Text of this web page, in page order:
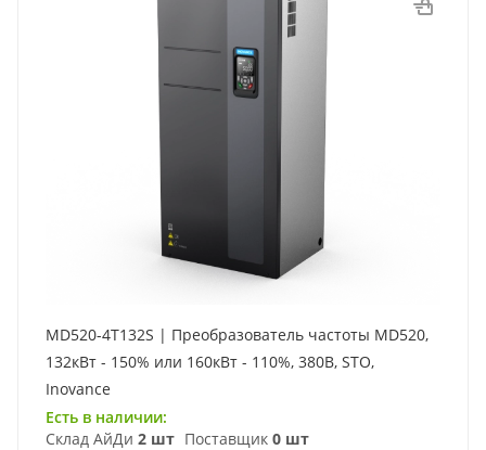
MD520-4T132S | Преобразователь частоты MD520,
132кВт - 150% или 160кВт - 110%, 380В, STO,
Inovance
Есть в наличии:
Склад АйДи 2 шт Поставщик 0 шт